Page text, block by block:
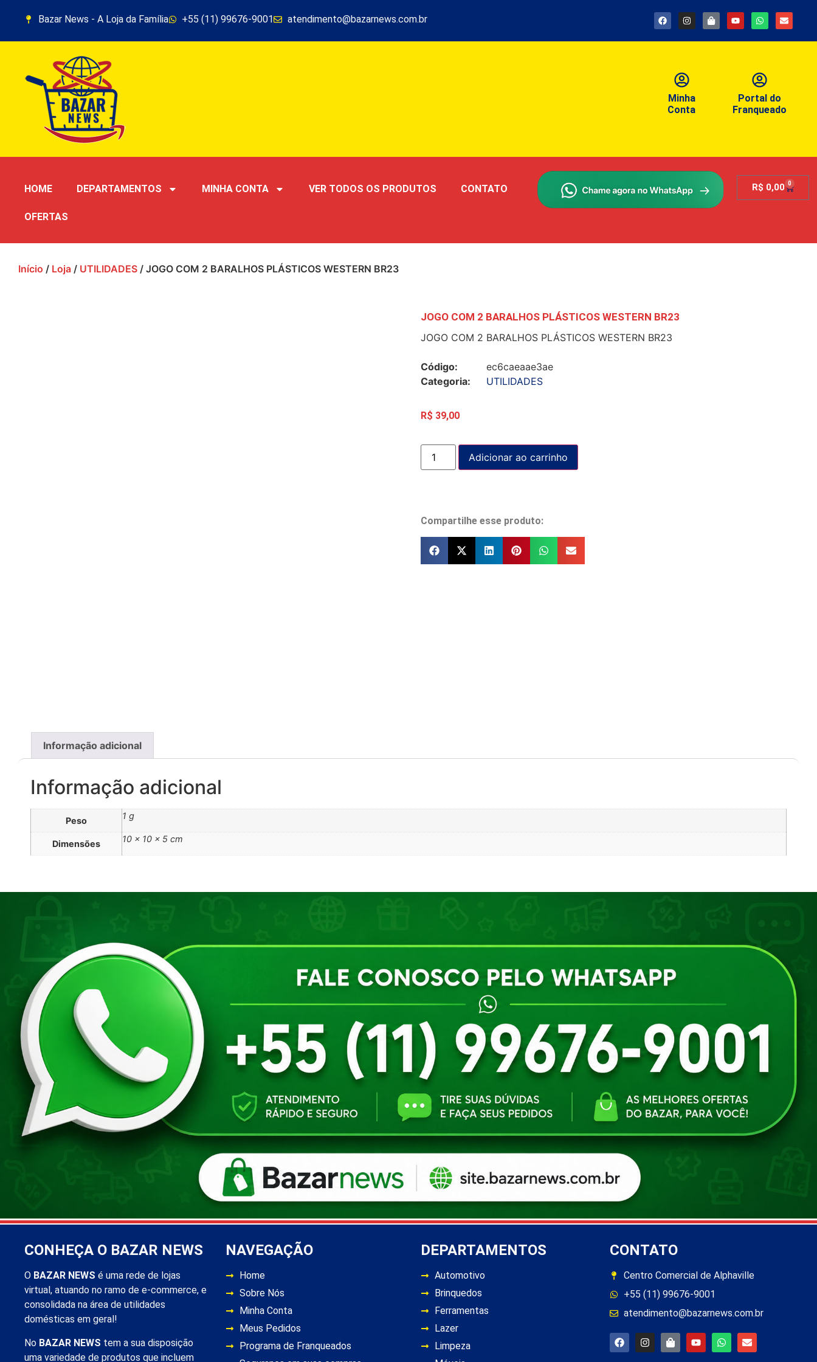
Bazar News - A Loja da Família +55 (11) 99676-9001 atendimento@bazarnews.com.br
Minha
Conta
Portal do
Franqueado
HOME DEPARTAMENTOS MINHA CONTA VER TODOS OS PRODUTOS CONTATO
OFERTAS
R$ 0,00 0
Início / Loja / UTILIDADES / JOGO COM 2 BARALHOS PLÁSTICOS WESTERN BR­23
JOGO COM 2 BARALHOS PLÁSTICOS WESTERN BR­23
JOGO COM 2 BARALHOS PLÁSTICOS WESTERN BR­23
Código:
ec6caeaae3ae
Categoria:
UTILIDADES
R$ 39,00
Adicionar ao carrinho
Compartilhe esse produto:
Informação adicional
Informação adicional
Peso 1 g
Dimensões 10 × 10 × 5 cm
CONHEÇA O BAZAR NEWS
O BAZAR NEWS é uma rede de lojas
virtual, atuando no ramo de e-commerce, e
consolidada na área de utilidades
domésticas em geral!
No BAZAR NEWS tem a sua disposição
uma variedade de produtos que incluem
NAVEGAÇÃO
Home
Sobre Nós
Minha Conta
Meus Pedidos
Programa de Franqueados
DEPARTAMENTOS
Automotivo
Brinquedos
Ferramentas
Lazer
Limpeza
CONTATO
Centro Comercial de Alphaville
+55 (11) 99676-9001
atendimento@bazarnews.com.br